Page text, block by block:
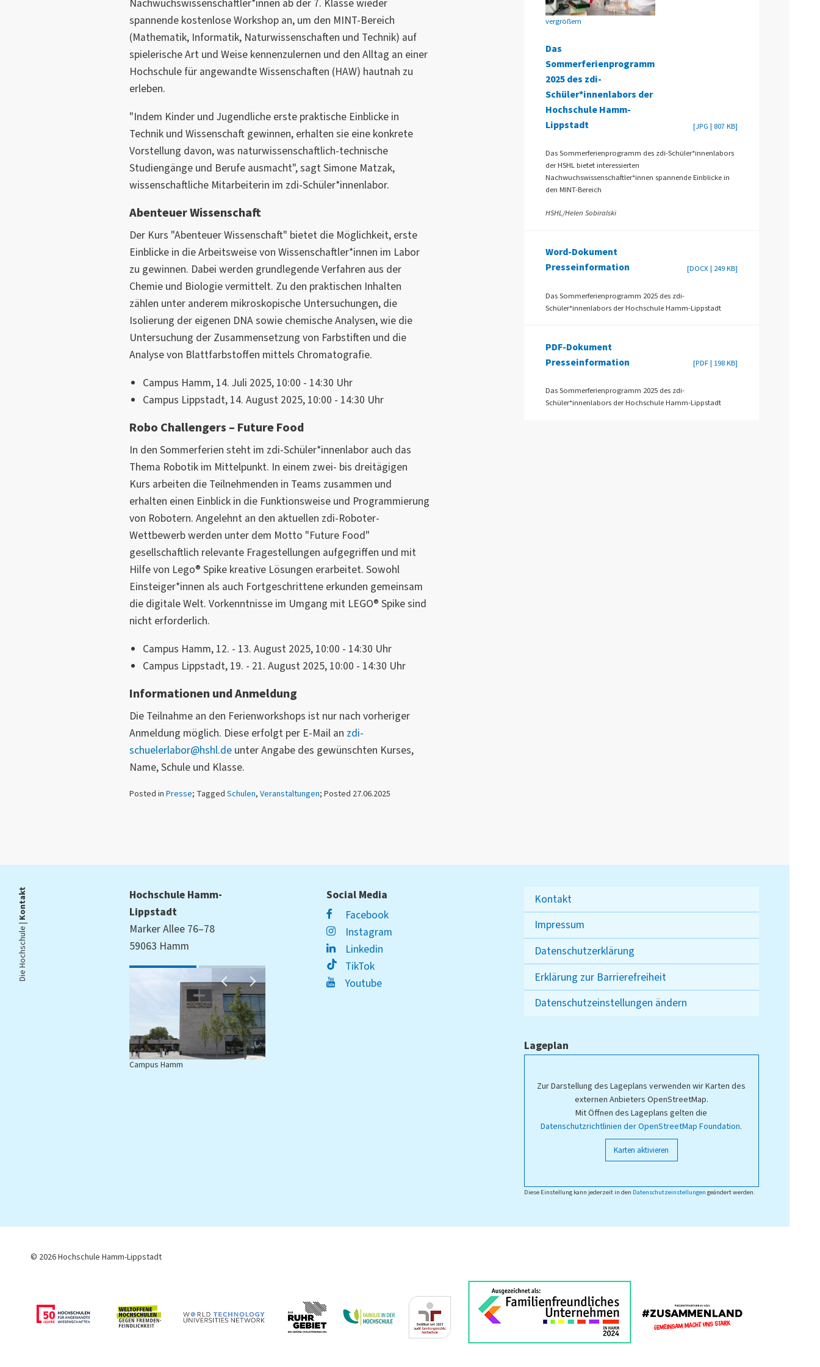
Nachwuchswissenschaftler*innen ab der 7. Klasse wieder
spannende kostenlose Workshop an, um den MINT-Bereich
(Mathematik, Informatik, Naturwissenschaften und Technik) auf
spielerische Art und Weise kennenzulernen und den Alltag an einer
Hochschule für angewandte Wissenschaften (HAW) hautnah zu
erleben.
"Indem Kinder und Jugendliche erste praktische Einblicke in
Technik und Wissenschaft gewinnen, erhalten sie eine konkrete
Vorstellung davon, was naturwissenschaftlich-technische
Studiengänge und Berufe ausmacht", sagt Simone Matzak,
wissenschaftliche Mitarbeiterin im zdi-Schüler*innenlabor.
Abenteuer Wissenschaft
Der Kurs "Abenteuer Wissenschaft" bietet die Möglichkeit, erste
Einblicke in die Arbeitsweise von Wissenschaftler*innen im Labor
zu gewinnen. Dabei werden grundlegende Verfahren aus der
Chemie und Biologie vermittelt. Zu den praktischen Inhalten
zählen unter anderem mikroskopische Untersuchungen, die
Isolierung der eigenen DNA sowie chemische Analysen, wie die
Untersuchung der Zusammensetzung von Farbstiften und die
Analyse von Blattfarbstoffen mittels Chromatografie.
Campus Hamm, 14. Juli 2025, 10:00 - 14:30 Uhr
Campus Lippstadt, 14. August 2025, 10:00 - 14:30 Uhr
Robo Challengers – Future Food
In den Sommerferien steht im zdi-Schüler*innenlabor auch das
Thema Robotik im Mittelpunkt. In einem zwei- bis dreitägigen
Kurs arbeiten die Teilnehmenden in Teams zusammen und
erhalten einen Einblick in die Funktionsweise und Programmierung
von Robotern. Angelehnt an den aktuellen zdi-Roboter-
Wettbewerb werden unter dem Motto "Future Food"
gesellschaftlich relevante Fragestellungen aufgegriffen und mit
Hilfe von Lego® Spike kreative Lösungen erarbeitet. Sowohl
Einsteiger*innen als auch Fortgeschrittene erkunden gemeinsam
die digitale Welt. Vorkenntnisse im Umgang mit LEGO® Spike sind
nicht erforderlich.
Campus Hamm, 12. - 13. August 2025, 10:00 - 14:30 Uhr
Campus Lippstadt, 19. - 21. August 2025, 10:00 - 14:30 Uhr
Informationen und Anmeldung
Die Teilnahme an den Ferienworkshops ist nur nach vorheriger
Anmeldung möglich. Diese erfolgt per E-Mail an zdi-
schuelerlabor@hshl.deunter Angabe des gewünschten Kurses,
Name, Schule und Klasse.
Posted in Presse; Tagged Schulen, Veranstaltungen; Posted 27.06.2025
vergrößern
Das
Sommerferienprogramm
2025 des zdi-
Schüler*innenlabors der
Hochschule Hamm-
Lippstadt
[JPG | 807 KB]
Das Sommerferienprogramm des zdi-Schüler*innenlabors
der HSHL bietet interessierten
Nachwuchswissenschaftler*innen spannende Einblicke in
den MINT-Bereich
HSHL/Helen Sobiralski
Word-Dokument
Presseinformation
[DOCX | 249 KB]
Das Sommerferienprogramm 2025 des zdi-
Schüler*innenlabors der Hochschule Hamm-Lippstadt
PDF-Dokument
Presseinformation
[PDF | 198 KB]
Das Sommerferienprogramm 2025 des zdi-
Schüler*innenlabors der Hochschule Hamm-Lippstadt
Die Hochschule |
Kontakt
Hochschule Hamm-
Lippstadt
Marker Allee 76–78
59063 Hamm
Campus Hamm
Social Media
Facebook
Instagram
Linkedin
TikTok
Youtube
Kontakt
Impressum
Datenschutzerklärung
Erklärung zur Barrierefreiheit
Datenschutzeinstellungen ändern
Lageplan
Zur Darstellung des Lageplans verwenden wir Karten des
externen Anbieters OpenStreetMap.
Mit Öffnen des Lageplans gelten die
Datenschutzrichtlinien der OpenStreetMap Foundation.
Karten aktivieren
Diese Einstellung kann jederzeit in den Datenschutzeinstellungen geändert werden.
© 2026 Hochschule Hamm-Lippstadt